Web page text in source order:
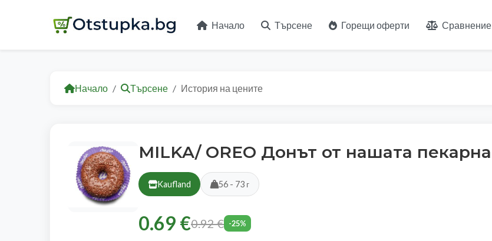
Начало Търсене Горещи оферти Сравнение
Начало Търсене История на цените
MILKA/ OREO Донът от нашата пекарна
Kaufland 56 - 73 г
0.69 €0.92 € -25%